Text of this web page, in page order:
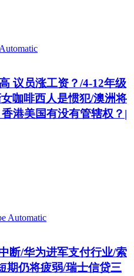
议员涨工资？/4-12年级
咖啡西人是惯犯/澳洲将
港美国有没有管辖权？|
断/华为进军支付行业/索
期仍将疲弱/瑞士信贷三